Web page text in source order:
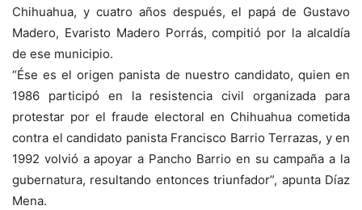
Chihuahua, y cuatro años después, el papá de Gustavo
Madero, Evaristo Madero Porrás, compitió por la alcaldía
de ese municipio.
“Ése es el origen panista de nuestro candidato, quien en
1986 participó en la resistencia civil organizada para
protestar por el fraude electoral en Chihuahua cometida
contra el candidato panista Francisco Barrio Terrazas, y en
1992 volvió a apoyar a Pancho Barrio en su campaña a la
gubernatura, resultando entonces triunfador”, apunta Díaz
Mena.